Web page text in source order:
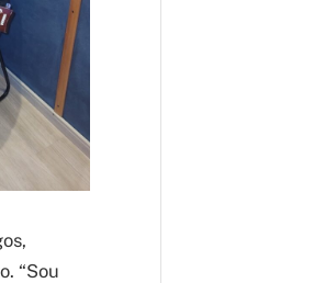
“Sou